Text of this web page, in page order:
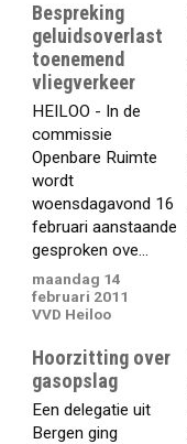
Bespreking
geluidsoverlast
toenemend
vliegverkeer
HEILOO - In de
commissie
Openbare Ruimte
wordt
woensdagavond 16
februari aanstaande
gesproken ove...
maandag 14
februari 2011
VVD Heiloo
Hoorzitting over
gasopslag
Een delegatie uit
Bergen ging